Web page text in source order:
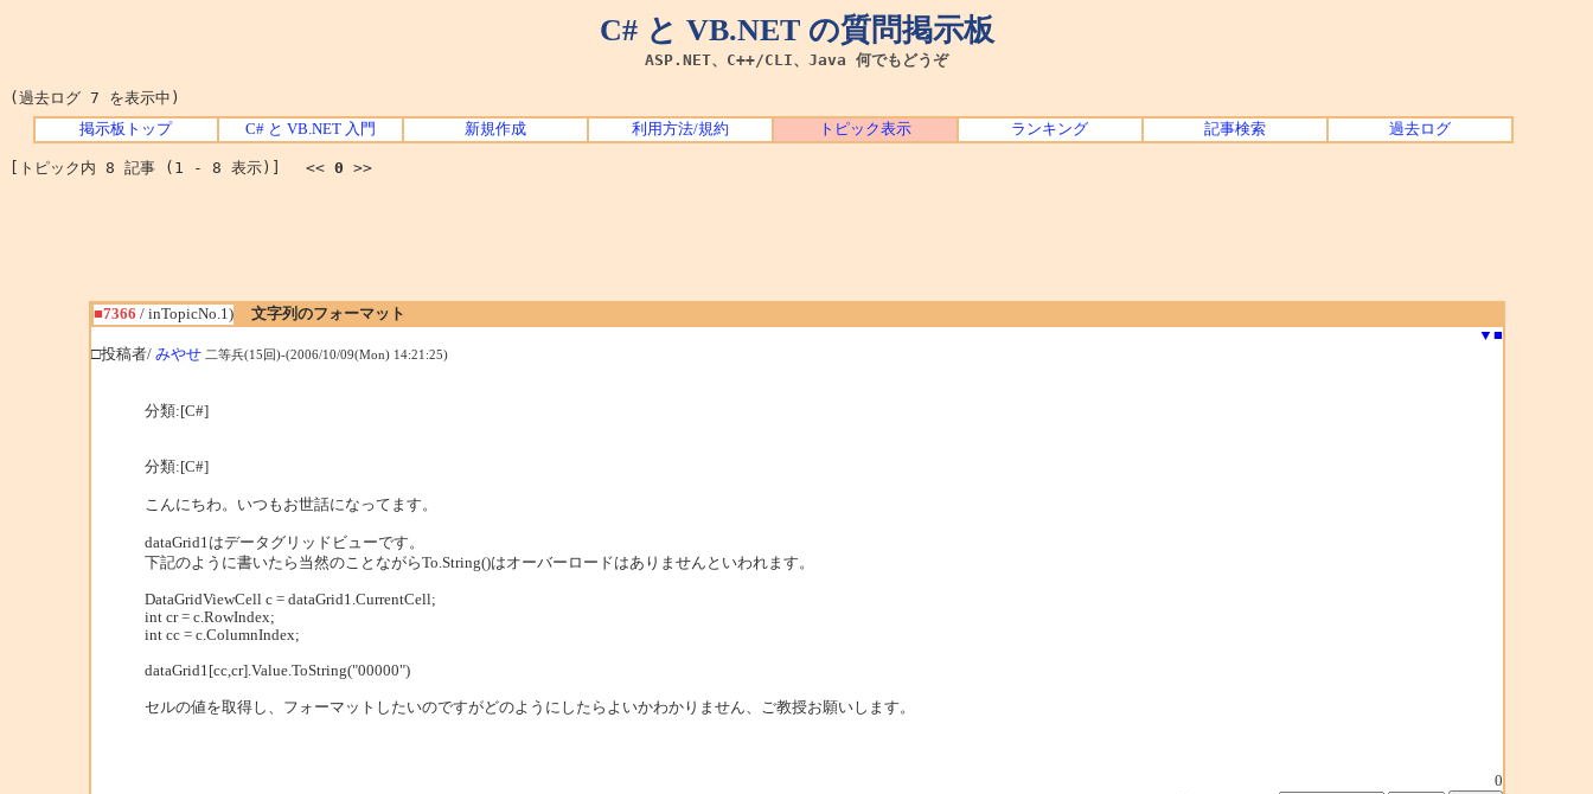
C# と VB.NET の質問掲示板
ASP.NET、C++/CLI、Java 何でもどうぞ
(過去ログ 7 を表示中)
掲示板トップ C# と VB.NET 入門 新規作成 利用方法/規約 トピック表示 ランキング 記事検索 過去ログ
[トピック内 8 記事 (1 - 8 表示)] << 0 >>
■7366 / inTopicNo.1)
文字列のフォーマット
▼ ■
□投稿者/ みやせ 二等兵(15回)-(2006/10/09(Mon) 14:21:25)
分類:[C#]
分類:[C#]
こんにちわ。いつもお世話になってます。
dataGrid1はデータグリッドビューです。
下記のように書いたら当然のことながらTo.String()はオーバーロードはありませんといわれます。
DataGridViewCell c = dataGrid1.CurrentCell;
int cr = c.RowIndex;
int cc = c.ColumnIndex;
dataGrid1[cc,cr].Value.ToString("00000")
セルの値を取得し、フォーマットしたいのですがどのようにしたらよいかわかりません、ご教授お願いします。
0